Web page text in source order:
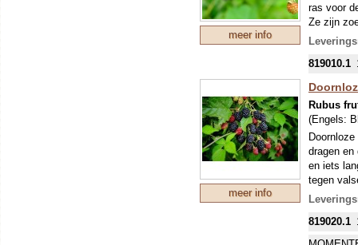
meer info
ras voor
Ze zijn
bloei is
819010.1
meer info
Rubus
(Engels:
dragen
en iets
tegen
beste!
819020.1